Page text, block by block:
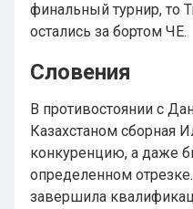
финальный турнир, то
остались за бортом ЧЕ.
Словения
В противостоянии с
Казахстаном сборная
конкуренцию, а даже
определенном
завершила